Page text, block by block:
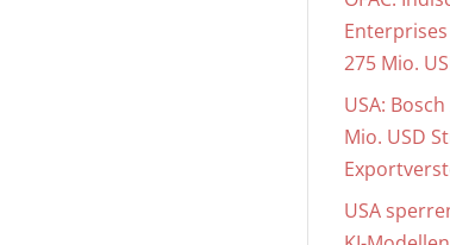
275 Mio.
USA:
Mio. USD
USA